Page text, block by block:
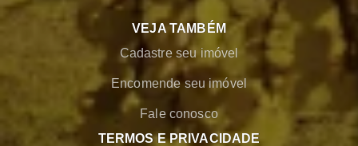
VEJA TAMBÉM
Cadastre seu imóvel
Encomende seu imóvel
Fale conosco
TERMOS E PRIVACIDADE